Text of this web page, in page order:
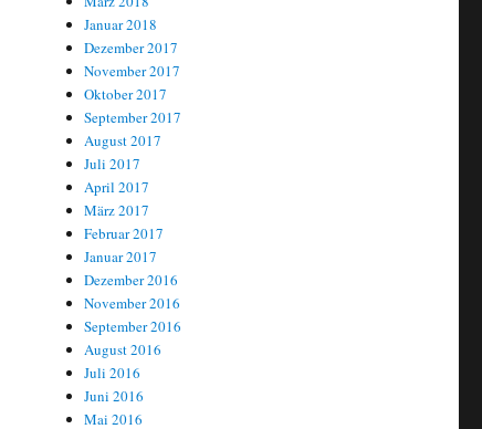
Januar 2018
Dezember 2017
November 2017
Oktober 2017
September 2017
August 2017
Juli 2017
April 2017
März 2017
Februar 2017
Januar 2017
Dezember 2016
November 2016
September 2016
August 2016
Juli 2016
Juni 2016
Mai 2016